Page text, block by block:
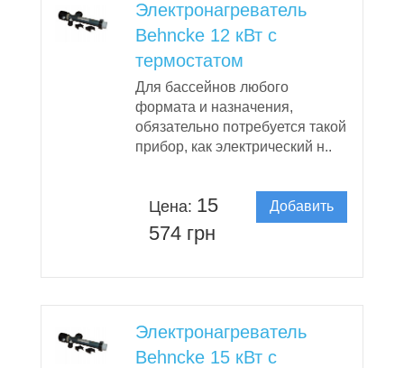
Электронагреватель
Behncke 12 кВт с
термостатом
Для бассейнов любого
формата и назначения,
обязательно потребуется такой
прибор, как электрический н..
Цена: 15
574 грн
Добавить
в корзину
Электронагреватель
Behncke 15 кВт с